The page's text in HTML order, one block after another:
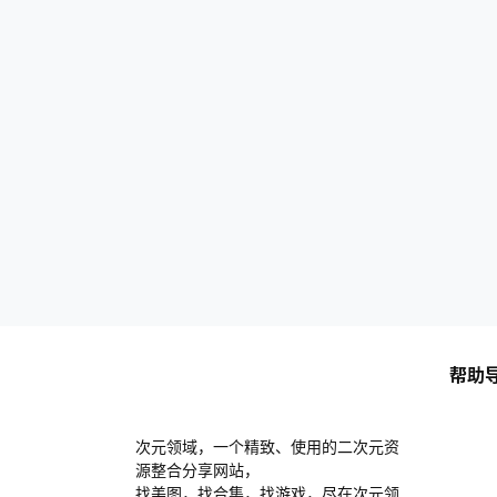
次元领域，一个精致、使用的二次元资
源整合分享网站，
帮助